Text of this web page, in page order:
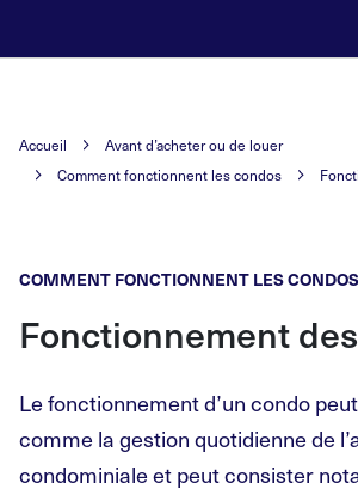
Accueil
Avant d’acheter ou de louer
Comment fonctionnent les condos
COMMENT FONCTIONNENT LES CONDOS
Fonctionnement
Le fonctionnement d’un condo
comme la gestion quotidienne de
condominiale et peut consister